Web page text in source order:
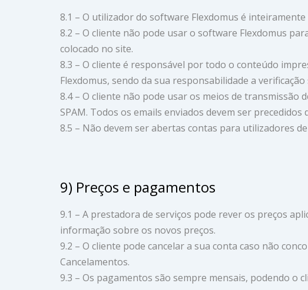
8.1 – O utilizador do software Flexdomus é
8.2 – O cliente não pode usar o software Flexdomus
colocado no site.
8.3 – O cliente é responsável por todo o conteúdo
Flexdomus, sendo da sua responsabilidade a
8.4 – O cliente não pode usar os meios de
SPAM. Todos os emails enviados devem ser
8.5 – Não devem ser abertas contas para utilizadores
9) Preços e pagamentos
9.1 – A prestadora de serviços pode rever os preços
informação sobre os novos preços.
9.2 – O cliente pode cancelar a sua conta caso não
Cancelamentos.
9.3 – Os pagamentos são sempre mensais, podendo o